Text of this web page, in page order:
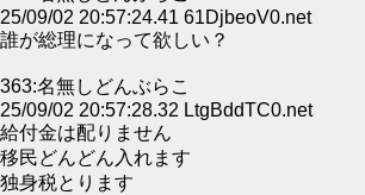
25/09/02 20:57:24.41 61DjbeoV0.net
誰が総理になって欲しい？
363:名無しどんぶらこ
25/09/02 20:57:28.32 LtgBddTC0.net
給付金は配りません
移民どんどん入れます
独身税とります